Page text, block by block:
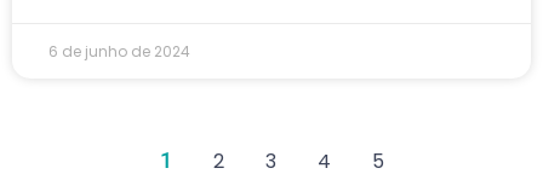
6 de junho de 2024
1 2 3 4 5